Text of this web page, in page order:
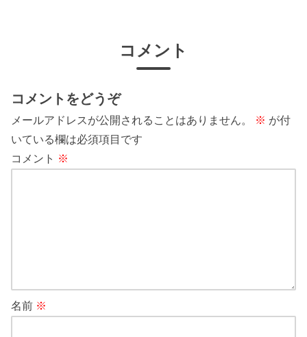
コメント
コメントをどうぞ
メールアドレスが公開されることはありません。 ※ が付
いている欄は必須項目です
コメント ※
名前 ※